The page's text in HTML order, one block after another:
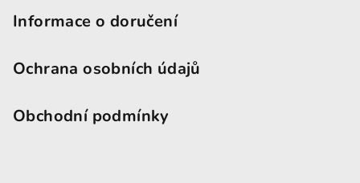
Informace o doručení
Ochrana osobních údajů
Obchodní podmínky